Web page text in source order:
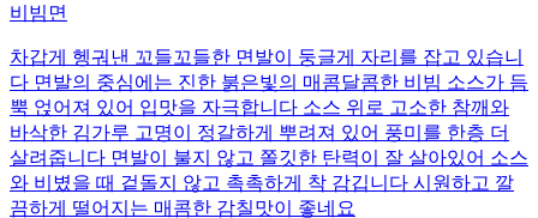
비빔면
차갑게 헹궈낸 꼬들꼬들한 면발이 둥글게 자리를 잡고 있습니
다 면발의 중심에는 진한 붉은빛의 매콤달콤한 비빔 소스가 듬
뿍 얹어져 있어 입맛을 자극합니다 소스 위로 고소한 참깨와
바삭한 김가루 고명이 정갈하게 뿌려져 있어 풍미를 한층 더
살려줍니다 면발이 불지 않고 쫄깃한 탄력이 잘 살아있어 소스
와 비볐을 때 겉돌지 않고 촉촉하게 착 감깁니다 시원하고 깔
끔하게 떨어지는 매콤한 감칠맛이 좋네요